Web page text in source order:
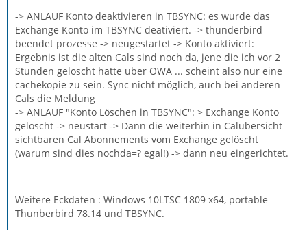
-> ANLAUF Konto deaktivieren in TBSYNC: es wurde das
Exchange Konto im TBSYNC deativiert. -> thunderbird
beendet prozesse -> neugestartet -> Konto aktiviert:
Ergebnis ist die alten Cals sind noch da, jene die ich vor 2
Stunden gelöscht hatte über OWA ... scheint also nur eine
cachekopie zu sein. Sync nicht möglich, auch bei anderen
Cals die Meldung
-> ANLAUF "Konto Löschen in TBSYNC": > Exchange Konto
gelöscht -> neustart -> Dann die weiterhin in Calübersicht
sichtbaren Cal Abonnements vom Exchange gelöscht
(warum sind dies nochda=? egal!) -> dann neu eingerichtet.
Weitere Eckdaten : Windows 10LTSC 1809 x64, portable
Thunberbird 78.14 und TBSYNC.